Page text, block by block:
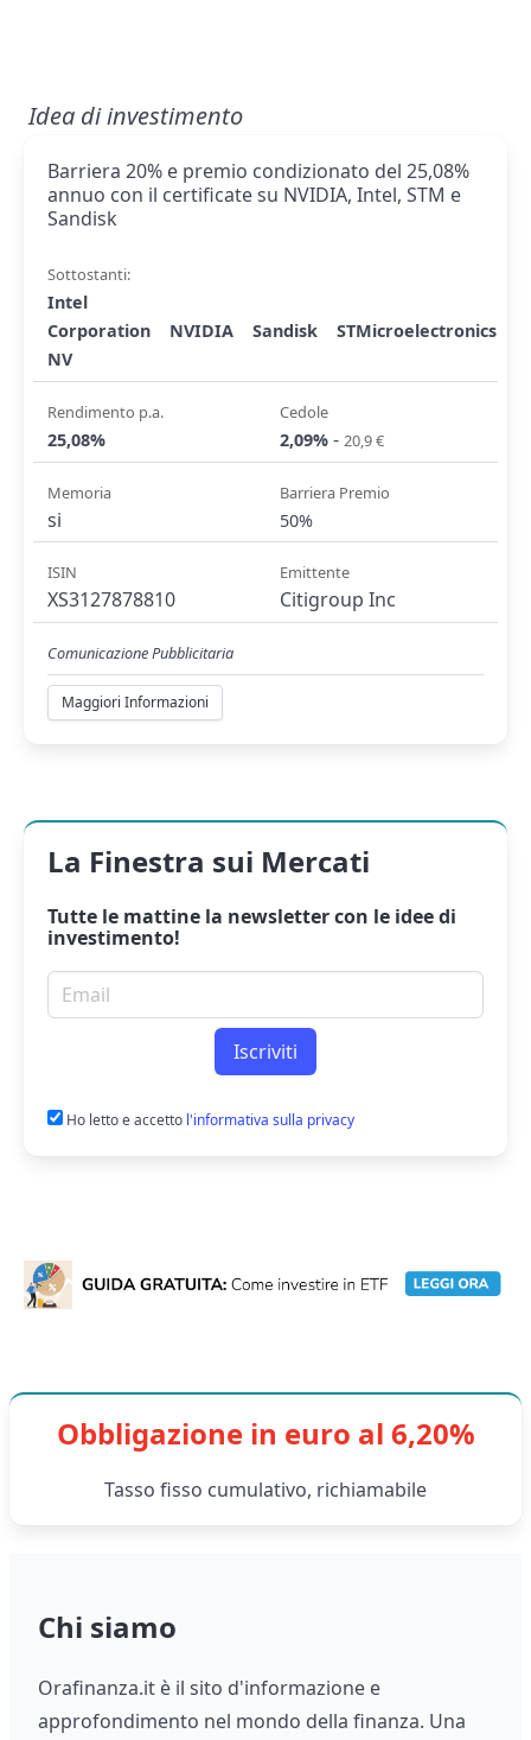
Idea di investimento
Barriera 20% e premio condizionato del 25,08%
annuo con il certificate su NVIDIA, Intel, STM e
Sandisk
Sottostanti:
Intel
Corporation
NVIDIA Sandisk
STMicroelectronics
NV
Rendimento p.a.
25,08%
Cedole
2,09% - 20,9 €
Memoria
si
Barriera Premio
50%
ISIN
XS3127878810
Emittente
Citigroup Inc
Comunicazione Pubblicitaria
Maggiori Informazioni
La Finestra sui Mercati
Tutte le mattine la newslettercon le idee di
investimento!
Email per newsletter
Iscriviti
Ho letto e accetto l'informativa sulla privacy
Obbligazione in euro al 6,20%
Tasso fisso cumulativo, richiamabile
Chi siamo
Orafinanza.it è il sito d'informazione e
approfondimento nel mondo della finanza. Una